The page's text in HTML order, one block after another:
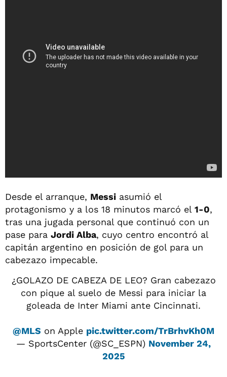
Desde el arranque, Messi asumió el
protagonismo y a los 18 minutos marcó el 1-0,
tras una jugada personal que continuó con un
pase para Jordi Alba, cuyo centro encontró al
capitán argentino en posición de gol para un
cabezazo impecable.
¿GOLAZO DE CABEZA DE LEO? Gran cabezazo
con pique al suelo de Messi para iniciar la
goleada de Inter Miami ante Cincinnati.
@MLS on Apple pic.twitter.com/TrBrhvKh0M
— SportsCenter (@SC_ESPN) November 24,
2025